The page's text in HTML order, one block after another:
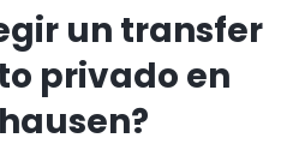
un transfer
privado en